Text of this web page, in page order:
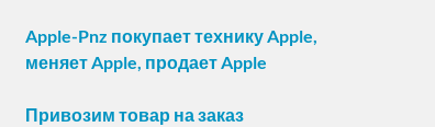
Apple-Pnz покупает технику Apple,
меняет Apple, продает Apple
Привозим товар на заказ